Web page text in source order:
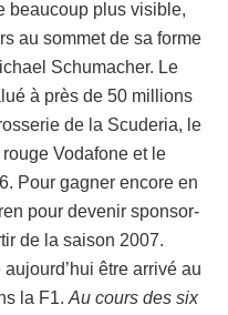
beaucoup plus visible,
au sommet de sa forme
Schumacher. Le
à près de 50 millions
de la Scuderia, le
Vodafone et le
Pour gagner encore en
pour devenir sponsor-
de la saison 2007.
être arrivé au
la F1. Au cours des six